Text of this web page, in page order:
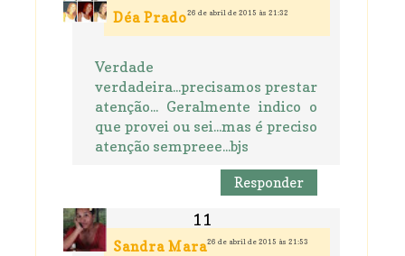
Déa Prado26 de abril de 2015 às 21:32
Verdade
verdadeira...precisamos prestar
atenção... Geralmente indico o
que provei ou sei...mas é preciso
atenção sempreee...bjs
Responder
Sandra Mara26 de abril de 2015 às 21:53